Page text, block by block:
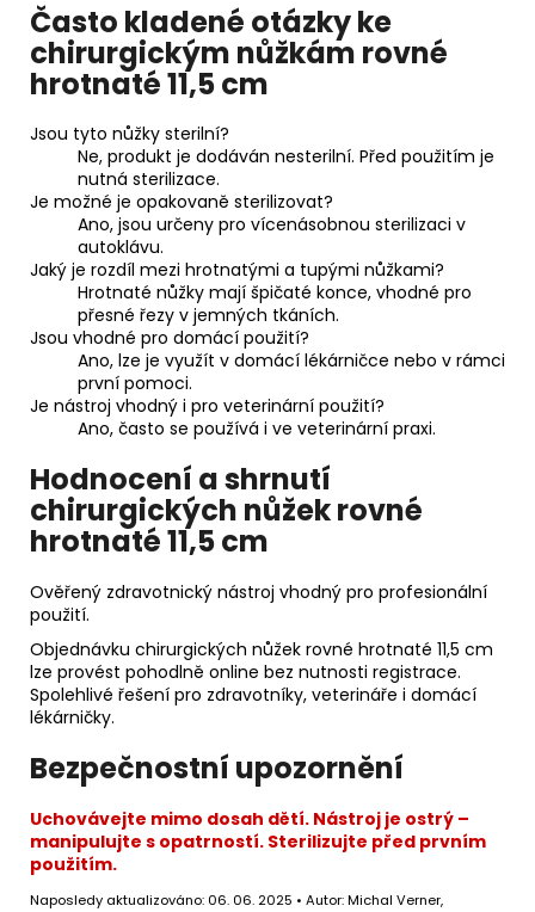
Často kladené otázky ke
chirurgickým nůžkám rovné
hrotnaté 11,5 cm
Jsou tyto nůžky sterilní?
Ne, produkt je dodáván nesterilní. Před použitím je
nutná sterilizace.
Je možné je opakovaně sterilizovat?
Ano, jsou určeny pro vícenásobnou sterilizaci v
autoklávu.
Jaký je rozdíl mezi hrotnatými a tupými nůžkami?
Hrotnaté nůžky mají špičaté konce, vhodné pro
přesné řezy v jemných tkáních.
Jsou vhodné pro domácí použití?
Ano, lze je využít v domácí lékárničce nebo v rámci
první pomoci.
Je nástroj vhodný i pro veterinární použití?
Ano, často se používá i ve veterinární praxi.
Hodnocení a shrnutí
chirurgických nůžek rovné
hrotnaté 11,5 cm
Ověřený zdravotnický nástroj vhodný pro profesionální
použití.
Objednávku chirurgických nůžek rovné hrotnaté 11,5 cm
lze provést pohodlně online bez nutnosti registrace.
Spolehlivé řešení pro zdravotníky, veterináře i domácí
lékárničky.
Bezpečnostní upozornění
Uchovávejte mimo dosah dětí. Nástroj je ostrý –
manipulujte s opatrností. Sterilizujte před prvním
použitím.
Naposledy aktualizováno: 06. 06. 2025 • Autor: Michal Verner,